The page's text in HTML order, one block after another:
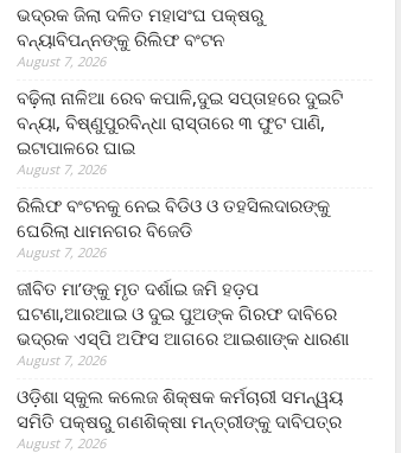
ଭଦ୍ରକ ଜିଲା ଦଳିତ ମହାସଂଘ ପକ୍ଷରୁ
ବନ୍ୟାବିପନ୍ନଙ୍କୁ ରିଲିଫ ବଂଟନ
August 7, 2026
ବଢ଼ିଲା ନାଳିଆ ରେବ କପାଳି,ଦୁଇ ସପ୍ତାହରେ ଦୁଇଟି
ବନ୍ୟା, ବିଷ୍ଣୁପୁରବିନ୍ଧା ରାସ୍ତାରେ ୩ ଫୁଟ ପାଣି,
ଇଟାପାଳରେ ଘାଇ
August 7, 2026
ରିଲିଫ ବଂଟନକୁ ନେଇ ବିଡିଓ ଓ ତହସିଲଦାରଙ୍କୁ
ଘେରିଲା ଧାମନଗର ବିଜେଡି
August 7, 2026
ଜୀବିତ ମା’ଙ୍କୁ ମୃତ ଦର୍ଶାଇ ଜମି ହଡ଼ପ
ଘଟଣା,ଆରଆଇ ଓ ଦୁଇ ପୁଅଙ୍କ ଗିରଫ ଦାବିରେ
ଭଦ୍ରକ ଏସ୍‌ପି ଅଫିସ ଆଗରେ ଆଇଶାଙ୍କ ଧାରଣା
August 7, 2026
ଓଡ଼ିଶା ସ୍କୁଲ କଲେଜ ଶିକ୍ଷକ କର୍ମଚାରୀ ସମନ୍ୱୟ
ସମିତି ପକ୍ଷରୁ ଗଣଶିକ୍ଷା ମନ୍ତ୍ରୀଙ୍କୁ ଦାବିପତ୍ର
August 7, 2026